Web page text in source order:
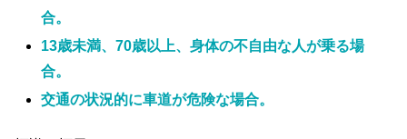
合。
13歳未満、70歳以上、身体の不自由な人が乗る場
合。
交通の状況的に車道が危険な場合。